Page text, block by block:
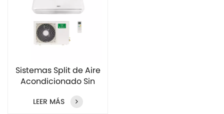
Sistemas Split de Aire
Acondicionado Sin
Ductos de 1, 2 y 3
toneladas
LEER MÁS